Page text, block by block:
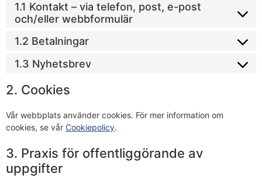
1.1 Kontakt – via telefon, post, e-post
och/eller webbformulär
1.2 Betalningar
1.3 Nyhetsbrev
2. Cookies
Vår webbplats använder cookies. För mer information om
cookies, se vår Cookiepolicy.
3. Praxis för offentliggörande av
uppgifter